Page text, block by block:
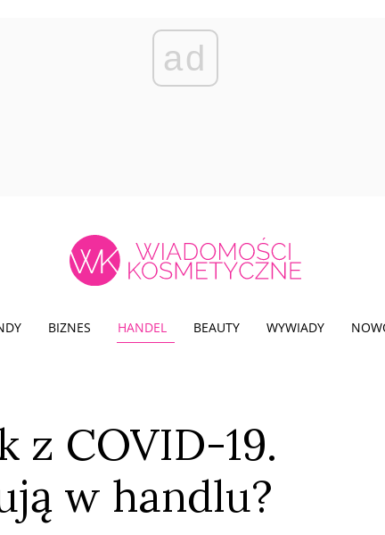
ad
BIZNES HANDEL BEAUTY WYWIADY
z COVID-19.
w handlu?